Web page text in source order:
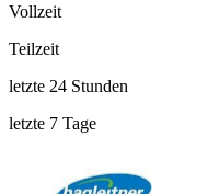
Vollzeit
Teilzeit
letzte 24 Stunden
letzte 7 Tage